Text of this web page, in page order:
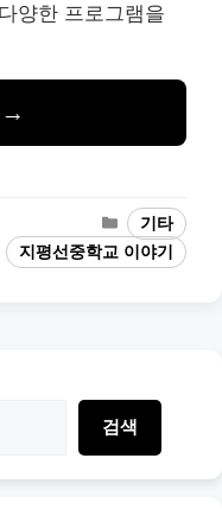
양한 프로그램을
Categories
기타
Tags지평선중학교 이야기
검색